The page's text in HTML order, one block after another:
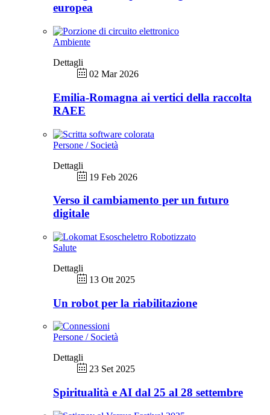
europea
Ambiente
Dettagli
02 Mar 2026
Emilia-Romagna ai vertici della raccolta
RAEE
Persone / Società
Dettagli
19 Feb 2026
Verso il cambiamento per un futuro
digitale
Salute
Dettagli
13 Ott 2025
Un robot per la riabilitazione
Persone / Società
Dettagli
23 Set 2025
Spiritualità e AI dal 25 al 28 settembre